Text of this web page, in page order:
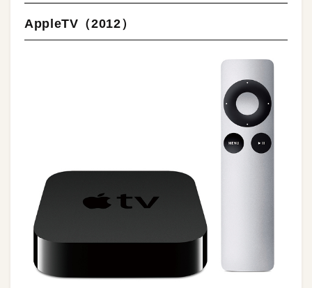
AppleTV（2012）